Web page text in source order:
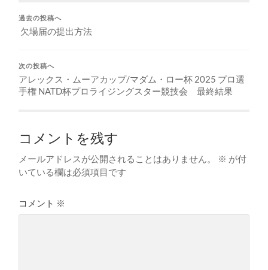
過去の投稿へ
欠場届の提出方法
次の投稿へ
アレックス・ムーアカップ/マダム・ロー杯 2025 プロ選
手権 NATD杯プロライジングスター競技会 最終結果
コメントを残す
メールアドレスが公開されることはありません。 ※ が付
いている欄は必須項目です
コメント ※